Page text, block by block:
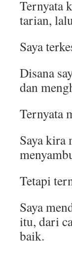
Ternyata
tarian,
Saya
Disana
dan
Ternyata
Saya kira
Tetapi
Saya
itu, dari
baik.